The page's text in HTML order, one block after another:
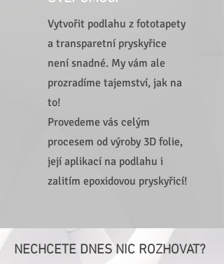
Vytvořit podlahu z fototapety
a transparetní pryskyřice
není snadné. My vám ale
prozradíme tajemství, jak na
to!
Provedeme vás celým
procesem od výroby 3D folie,
její aplikací na podlahu i
zalitím epoxidovou pryskyřicí!
NECHCETE DNES NIC ROZHOVAT?